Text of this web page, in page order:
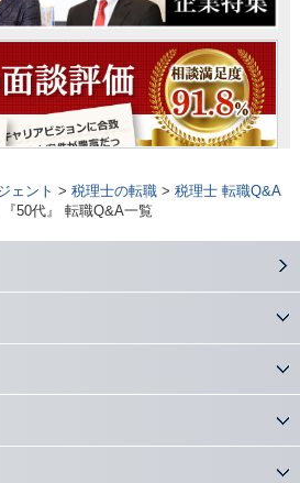
ェント > 税理士の転職> 税理士 転職Q&A
50代』 転職Q&A一覧